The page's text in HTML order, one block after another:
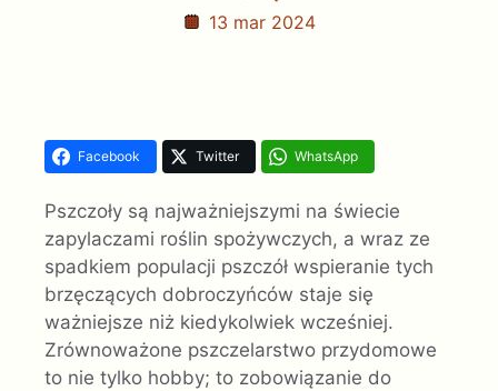
13 mar 2024
Facebook Twitter WhatsApp
Pszczoły są najważniejszymi na świecie
zapylaczami roślin spożywczych, a wraz ze
spadkiem populacji pszczół wspieranie tych
brzęczących dobroczyńców staje się
ważniejsze niż kiedykolwiek wcześniej.
Zrównoważone pszczelarstwo przydomowe
to nie tylko hobby; to zobowiązanie do